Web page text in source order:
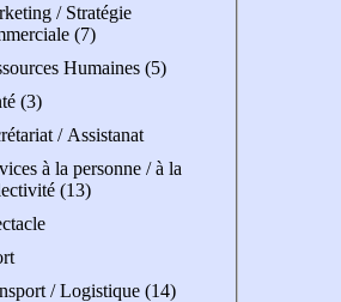
/ Stratégie
(7)
Humaines (5)
(3)
/ Assistanat
à la personne / à la
(13)
/ Logistique (14)